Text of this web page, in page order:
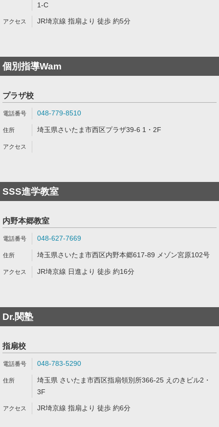
1-C
JR埼京線 指扇より 徒歩 約5分
個別指導Wam
プラザ校
048-779-8510
埼玉県さいたま市西区プラザ39-6 1・2F
SSS進学教室
内野本郷教室
048-627-7669
埼玉県さいたま市西区内野本郷617-89 メゾン宮原102号
JR埼京線 日進より 徒歩 約16分
Dr.関塾
指扇校
048-783-5290
埼玉県 さいたま市西区指扇領別所366-25 えのきビル2・
3F
JR埼京線 指扇より 徒歩 約6分